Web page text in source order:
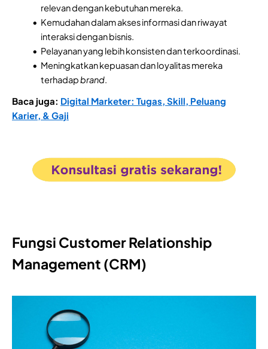
relevan dengan kebutuhan mereka.
Kemudahan dalam akses informasi dan riwayat
interaksi dengan bisnis.
Pelayanan yang lebih konsisten dan terkoordinasi.
Meningkatkan kepuasan dan loyalitas mereka
terhadapbrand.
Baca juga: Digital Marketer: Tugas, Skill, Peluang
Karier, & Gaji
Fungsi Customer Relationship
Management (CRM)